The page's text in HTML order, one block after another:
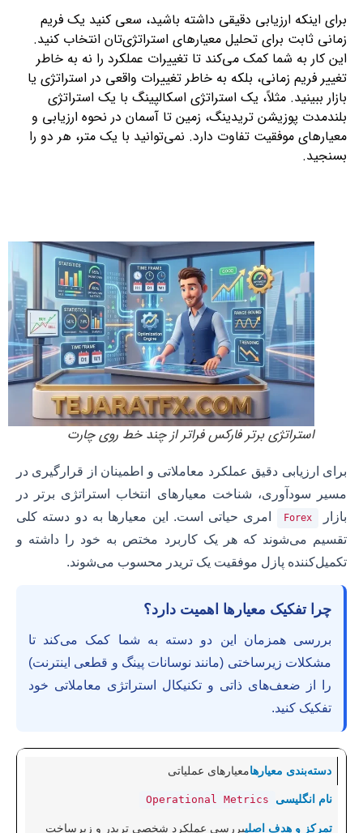
برای اینکه ارزیابی دقیقی داشته باشید، سعی کنید یک فریم
زمانی ثابت برای تحلیل معیارهای استراتژی‌تان انتخاب کنید.
این کار به شما کمک می‌کند تا تغییرات عملکرد را نه به خاطر
تغییر فریم زمانی، بلکه به خاطر تغییرات واقعی در استراتژی یا
بازار ببینید. مثلاً، یک استراتژی اسکالپینگ با یک استراتژی
بلندمدت پوزیشن تریدینگ، زمین تا آسمان در نحوه ارزیابی و
معیارهای موفقیت تفاوت دارد. نمی‌توانید با یک متر، هر دو را
بسنجید.
استراتژی برتر فارکس فراتر از چند خط روی چارت
برای ارزیابی دقیق عملکرد معاملاتی و اطمینان از قرارگیری در
مسیر سودآوری، شناخت معیارهای انتخاب استراتژی برتر در
بازار
Forex
امری حیاتی است. این معیارها به دو دسته کلی
تقسیم می‌شوند که هر یک کاربرد مختص به خود را داشته و
تکمیل‌کننده پازل موفقیت یک تریدر محسوب می‌شوند.
چرا تفکیک معیارها اهمیت دارد؟
بررسی همزمان این دو دسته به شما کمک می‌کند تا
مشکلات زیرساختی (مانند نوسانات پینگ و قطعی اینترنت)
را از ضعف‌های ذاتی و تکنیکال استراتژی معاملاتی خود
تفکیک کنید.
معیارهای عملیاتی
Operational Metrics
بررسی عملکرد شخصی تریدر و زیرساخت